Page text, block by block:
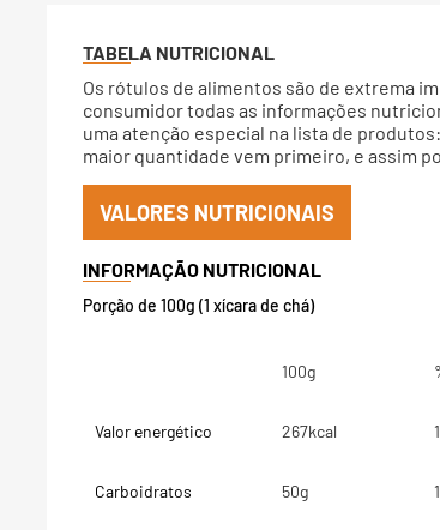
TABELA NUTRICIONAL
Os rótulos de alimentos são de extrema
consumidor todas as informações
uma atenção especial na lista de
maior quantidade vem primeiro, e assim
VALORES NUTRICIONAIS
Porção de 100g (1 xícara de chá)
100g
Valor energético 267kcal
Carboidratos 50g